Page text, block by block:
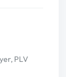
PLV